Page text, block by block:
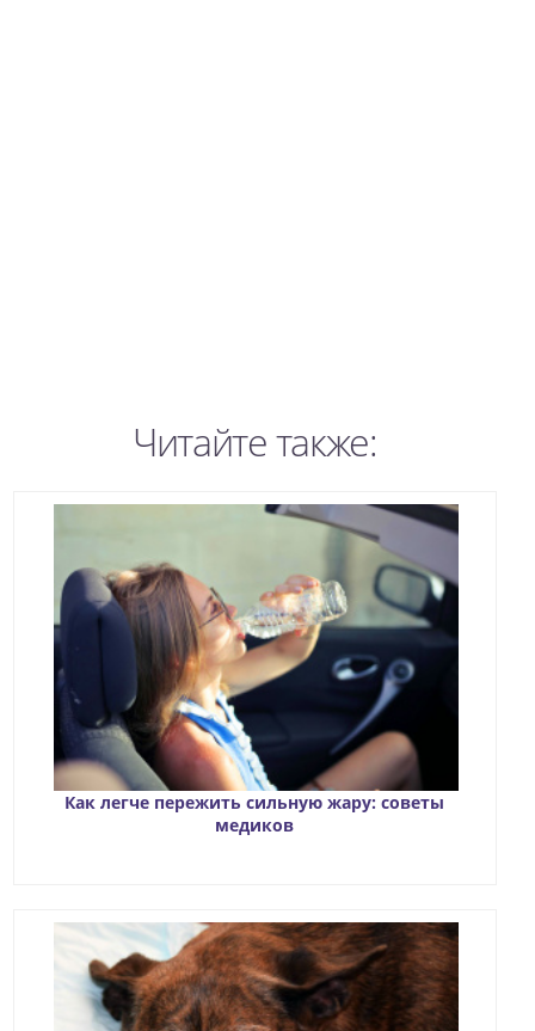
Читайте также:
Как легче пережить сильную жару: советы
медиков